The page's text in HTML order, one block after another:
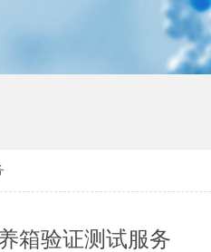
箱验证测试服务